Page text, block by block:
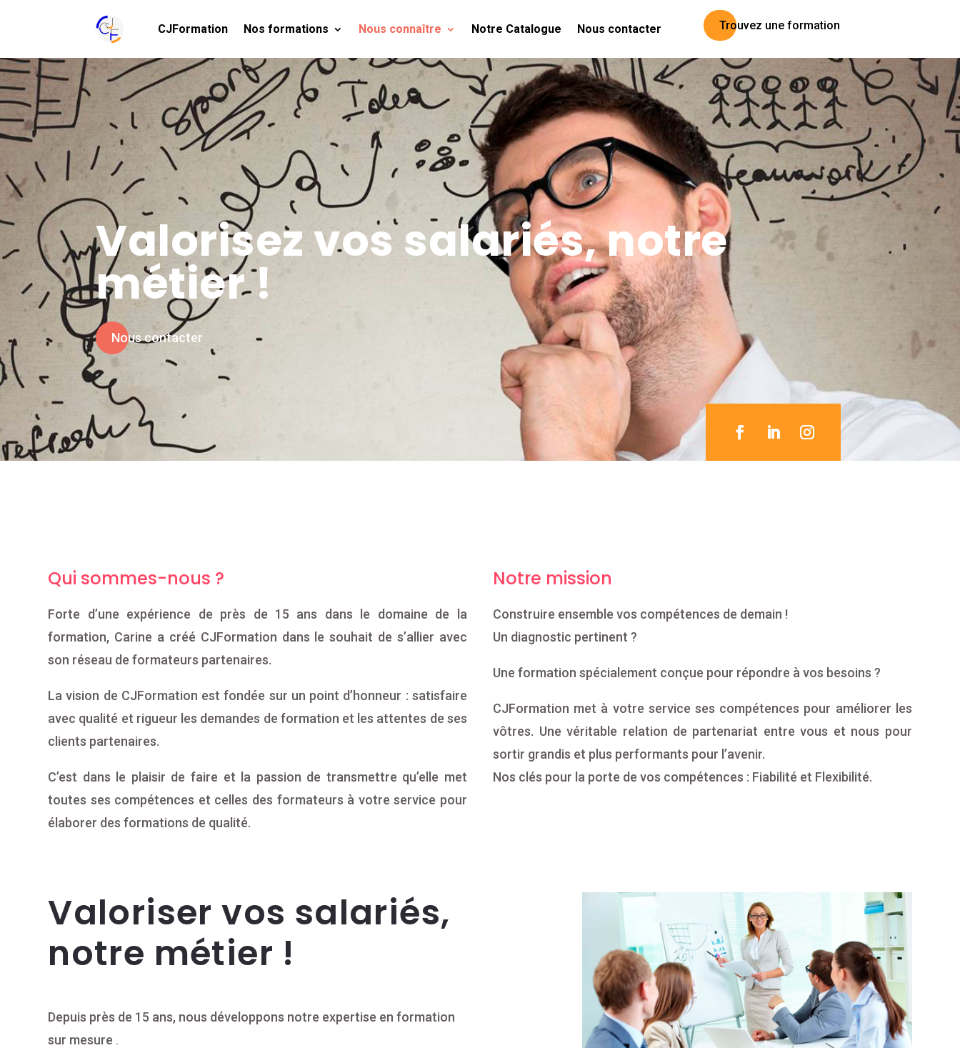
CJFormation Nos formations Nous connaître Notre Catalogue Nous contacter Trouvez une formation
Valorisez vos salariés, notre
métier !
Nous contacter
Qui sommes-nous ?
Forte d’une expérience de près de 15 ans dans le domaine de la
formation, Carine a créé CJFormation dans le souhait de s’allier avec
son réseau de formateurs partenaires.
La vision de CJFormation est fondée sur un point d’honneur : satisfaire
avec qualité et rigueur les demandes de formation et les attentes de ses
clients partenaires.
C’est dans le plaisir de faire et la passion de transmettre qu’elle met
toutes ses compétences et celles des formateurs à votre service pour
élaborer des formations de qualité.
Notre mission
Construire ensemble vos compétences de demain !
Un diagnostic pertinent ?
Une formation spécialement conçue pour répondre à vos besoins ?
CJFormation met à votre service ses compétences pour améliorer les
vôtres. Une véritable relation de partenariat entre vous et nous pour
sortir grandis et plus performants pour l’avenir.
Nos clés pour la porte de vos compétences : Fiabilité et Flexibilité.
Valoriser vos salariés,
notre métier !
Depuis près de 15 ans, nous développons notre expertise en formation
sur mesure .